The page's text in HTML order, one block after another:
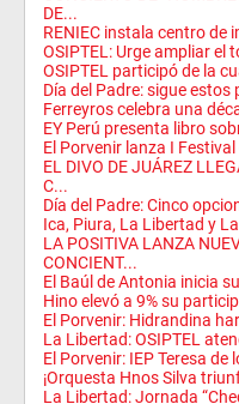
DE...
RENIEC instala centro de
OSIPTEL: Urge ampliar el
OSIPTEL participó de la
Día del Padre: sigue
Ferreyros celebra una
EY Perú presenta libro
El Porvenir lanza I
EL DIVO DE JUÁREZ
C...
Día del Padre: Cinco
Ica, Piura, La Libertad y
LA POSITIVA LANZA
CONCIENT...
El Baúl de Antonia inicia
Hino elevó a 9% su
El Porvenir: Hidrandina
La Libertad: OSIPTEL
El Porvenir: IEP Teresa de
¡Orquesta Hnos Silva
La Libertad: Jornada